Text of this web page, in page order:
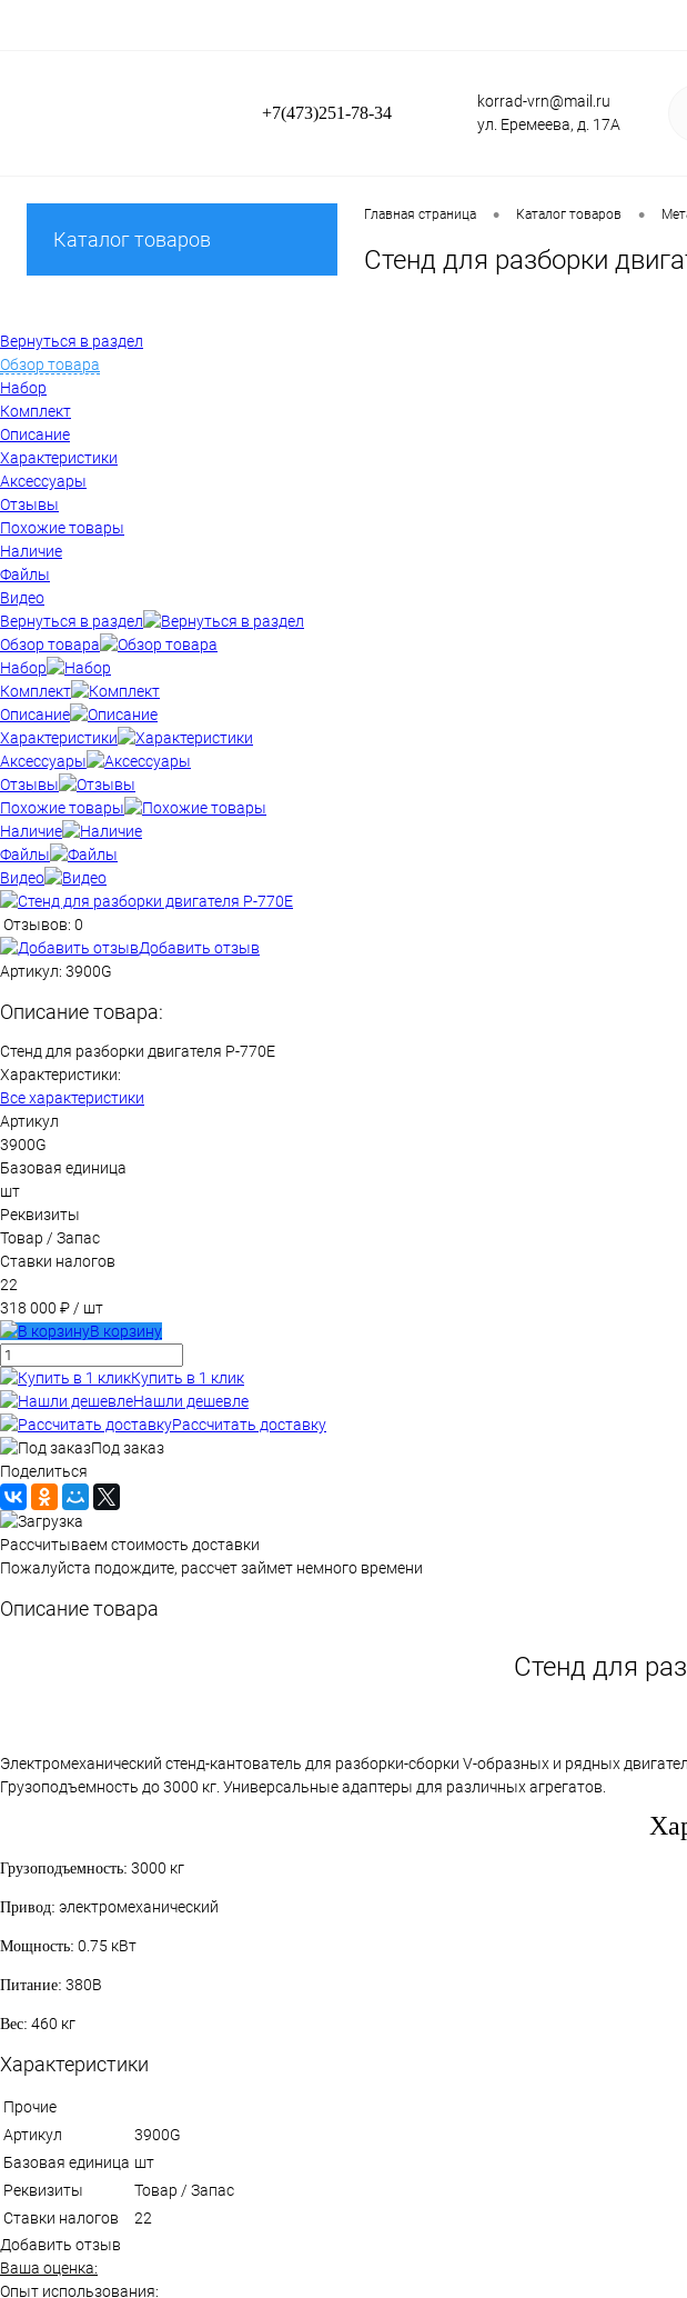
+7(473)251-78-34
korrad-vrn@mail.ru
ул. Еремеева, д. 17А
Каталог товаров
Главная страница • Каталог товаров •
Стенд для разборки
Вернуться в раздел
Обзор товара
Набор
Комплект
Описание
Характеристики
Аксессуары
Отзывы
Похожие товары
Наличие
Файлы
Видео
Вернуться в раздел
Обзор товара
Набор
Комплект
Описание
Характеристики
Аксессуары
Отзывы
Похожие товары
Наличие
Файлы
Видео
Отзывов: 0
Добавить отзыв
Артикул: 3900G
Описание товара:
Стенд для разборки двигателя Р-770Е
Характеристики:
Все характеристики
Артикул
3900G
Базовая единица
шт
Реквизиты
Товар / Запас
Ставки налогов
22
318 000 ₽ / шт
В корзину
Купить в 1 клик
Нашли дешевле
Рассчитать доставку
Под заказ
Поделиться
Рассчитываем стоимость доставки
Пожалуйста подождите, рассчет займет немного времени
Описание товара
Стенд для
Электромеханический стенд-кантователь для разборки-сборки V-образных и рядных
Грузоподъемность до 3000 кг. Универсальные адаптеры для различных агрегатов.
Грузоподъемность: 3000 кг
Привод: электромеханический
Мощность: 0.75 кВт
Питание: 380В
Вес: 460 кг
Характеристики
Прочие
Артикул
3900G
Базовая единица шт
Реквизиты
Товар / Запас
Ставки налогов
22
Добавить отзыв
Ваша оценка:
Опыт использования: